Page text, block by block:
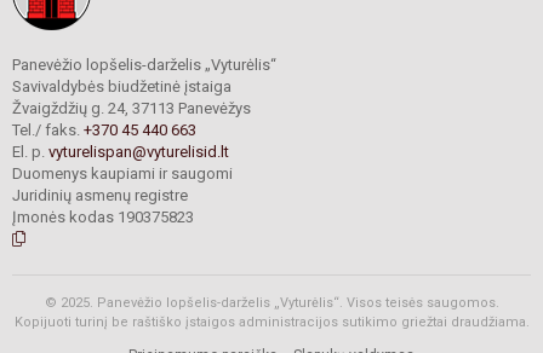
Panevėžio lopšelis-darželis „Vyturėlis“
Savivaldybės biudžetinė įstaiga
Žvaigždžių g. 24, 37113 Panevėžys
Tel./ faks. +370 45 440 663
El. p. vyturelispan@vyturelisid.lt
Duomenys kaupiami ir saugomi
Juridinių asmenų registre
Įmonės kodas 190375823
© 2025. Panevėžio lopšelis-darželis „Vyturėlis“. Visos teisės saugomos.
Kopijuoti turinį be raštiško įstaigos administracijos sutikimo griežtai draudžiama.